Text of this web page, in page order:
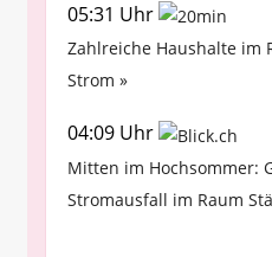
05:31 Uhr
Zahlreiche Haushalte im
Strom »
04:09 Uhr
Mitten im Hochsommer:
Stromausfall im Raum